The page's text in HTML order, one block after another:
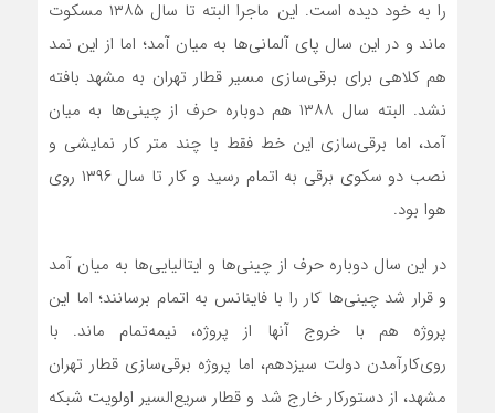
را به خود دیده است. این ماجرا البته تا سال ۱۳۸۵ مسکوت
ماند و در این سال پای آلمانی‌ها به میان آمد؛ اما از این نمد
هم کلاهی برای برقی‌سازی مسیر قطار تهران به مشهد بافته
نشد. البته سال ۱۳۸۸ هم دوباره حرف از چینی‌ها به میان
آمد، اما برقی‌سازی این خط فقط با چند متر کار نمایشی و
نصب دو سکوی برقی به اتمام رسید و کار تا سال ۱۳۹۶ روی
هوا بود.
در این سال دوباره حرف از چینی‌ها و ایتالیایی‌ها به میان آمد
و قرار شد چینی‌ها کار را با فاینانس به اتمام برسانند؛ اما این
پروژه هم با خروج آنها از پروژه، نیمه‌تمام ماند. با
روی‌کار‌آمدن دولت سیزدهم، اما پروژه برقی‌سازی قطار تهران
مشهد، از دستور‌کار خارج شد و قطار سریع‌السیر اولویت شبکه